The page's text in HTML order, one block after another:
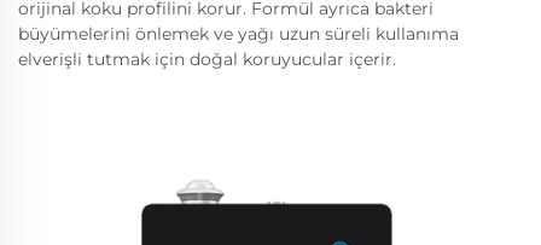
orijinal koku profilini korur. Formül ayrıca bakteri
büyümelerini önlemek ve yağı uzun süreli kullanıma
elverişli tutmak için doğal koruyucular içerir.